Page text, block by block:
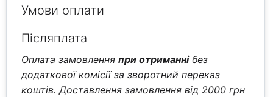
Умови оплати
Післяплата
Оплата замовленняпри отриманнібез
додаткової комісії за зворотний переказ
коштів. Доставлення замовлення від 2000 грн